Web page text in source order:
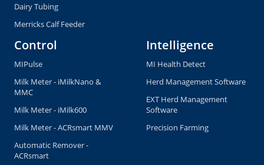
Dairy Tubing
Merricks Calf Feeder
Control
MIPulse
Milk Meter - iMilkNano &
MMC
Milk Meter - iMilk600
Milk Meter - ACRsmart MMV
Automatic Remover -
ACRsmart
Intelligence
MI Health Detect
Herd Management Software
EXT Herd Management
Software
Precision Farming